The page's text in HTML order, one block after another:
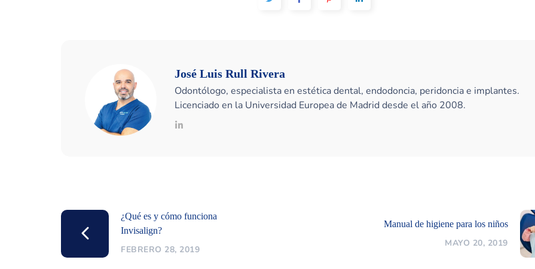
José Luis Rull Rivera
Odontólogo, especialista en estética dental, endodoncia, peridoncia e implantes.
Licenciado en la Universidad Europea de Madrid desde el año 2008.
¿Qué es y cómo funciona
Invisalign?
FEBRERO 28, 2019
Manual de higiene para los niños
MAYO 20, 2019